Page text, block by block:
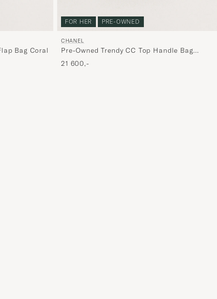
Bag Coral
FOR HER PRE-OWNED
CHANEL
Pre-Owned Trendy CC Top Handle Bag
Coral
21 600,-